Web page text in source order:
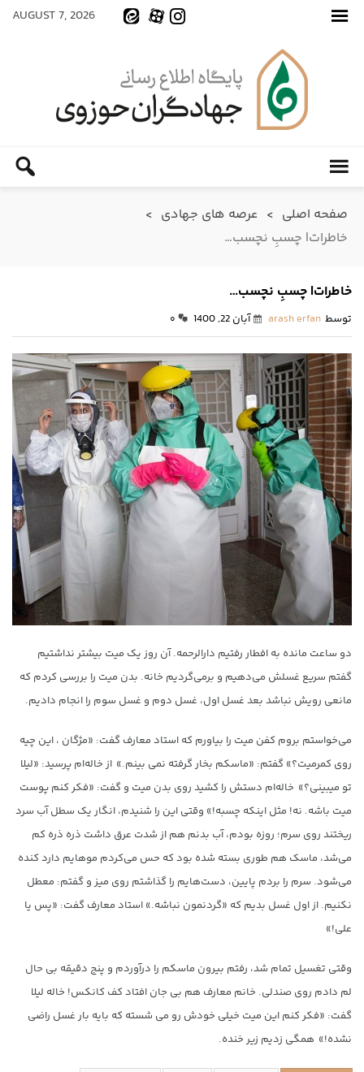
AUGUST 7, 2026
صفحه اصلی > عرصه های جهادی >
خاطرات| چسبِ نچسب…
خاطرات| چسبِ نچسب…
توسط arash erfan آبان 22, 1400 ۰
دو ساعت مانده به افطار رفتیم دارالرحمه. آن روز یک میت بیشتر نداشتیم
گفتم سريع غسلش می‌دهیم و برمی‌گردیم خانه. بدن میت را بررسی کردم که
مانعی رویش نباشد بعد غسل اول، غسل دوم و غسل سوم را انجام دادیم.
می‌خواستم بروم کفن میت را بیاورم که استاد معارف گفت: «مژگان ، این چیه
روی کمرمیت؟» گفتم: «ماسکم بخار گرفته نمی بینم.» از خاله‌ام پرسید: «لیلا
تو میبینی؟» خاله‌ام دستش را کشید روی بدن میت و گفت: «فکر کنم پوست
میت باشه. نه! مثل اینکه چسبه!» وقتی این را شنیدم، انگار یک سطل آب سرد
ریختند روی سرم؛ روزه بودم، آب بدنم هم از شدت عرق داشت ذره ذره کم
می‌شد، ماسک هم طوری بسته شده بود که حس می‌کردم موهایم دارد کنده
می‌شود. سرم را بردم پایین، دست‌هایم را گذاشتم روی میز و گفتم: معطل
نکنیم. از اول غسل بدیم که «گردنمون نباشه.» استاد معارف گفت: «پس یا
علی!»
وقتی تغسیل تمام شد، رفتم بیرون ماسکم را درآوردم و پنج دقیقه بی حال
لم دادم روی صندلی. خانم معارف هم بی جان افتاد کف کانکس! خاله لیلا
گفت: «فکر کنم این میت خیلی خودش رو می شسته که بایه بار غسل راضی
نشده!» همگی زدیم زیر خنده.